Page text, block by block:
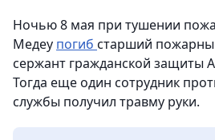
Ночью 8 мая при тушении
Медеу погиб старший
сержант гражданской защиты
Тогда еще один сотрудник
службы получил травму руки.